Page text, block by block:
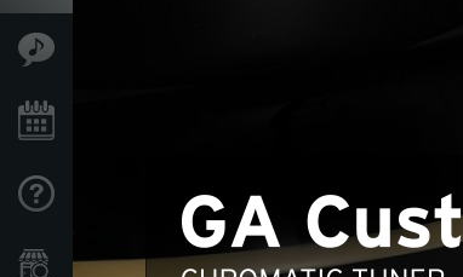
Localizador